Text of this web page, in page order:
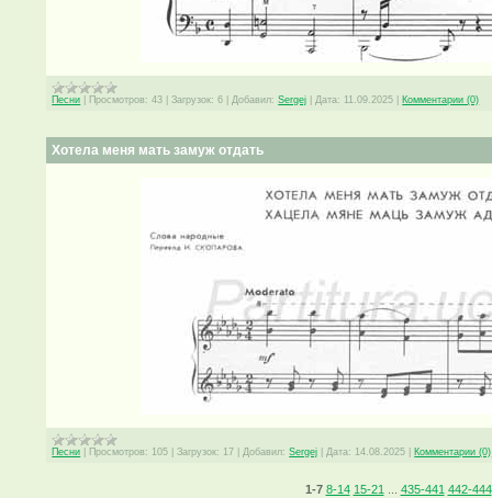
Песни Просмотров: 43 |Загрузок: 6 |Добавил: Sergej |Дата: 11.09.2025 Комментарии (0)
Хотела меня мать замуж отдать
Песни Просмотров: 105 |Загрузок: 17 |Добавил: Sergej |Дата: 14.08.2025 Комментарии (0)
1-7 8-14 15-21 435-441 442-444